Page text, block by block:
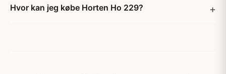
Hvor kan jeg købe Horten Ho 229?